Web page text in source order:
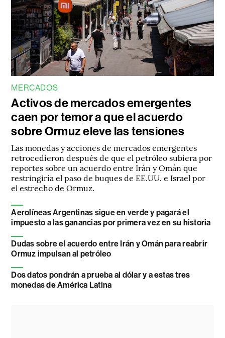
MERCADOS
Activos de mercados emergentes
caen por temor a que el acuerdo
sobre Ormuz eleve las tensiones
Las monedas y acciones de mercados emergentes
retrocedieron después de que el petróleo subiera por
reportes sobre un acuerdo entre Irán y Omán que
restringiría el paso de buques de EE.UU. e Israel por
el estrecho de Ormuz.
Aerolíneas Argentinas sigue en verde y pagará el
impuesto a las ganancias por primera vez en su historia
Dudas sobre el acuerdo entre Irán y Omán para reabrir
Ormuz impulsan al petróleo
Dos datos pondrán a prueba al dólar y a estas tres
monedas de América Latina